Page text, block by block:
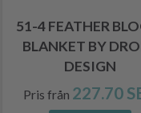
51-4 FEATHER
BLANKET BY
DESIGN
Pris från 227.70